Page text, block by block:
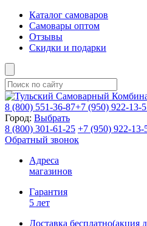
Каталог самоваров
Самовары оптом
Отзывы
Скидки и подарки
8 (800) 551-36-87+7 (950) 922-13-
Город: Выбрать
8 (800) 301-61-25 +7 (950) 922-13-
Обратный звонок
Адреса
магазинов
Гарантия
5 лет
Доставка бесплатно(акция